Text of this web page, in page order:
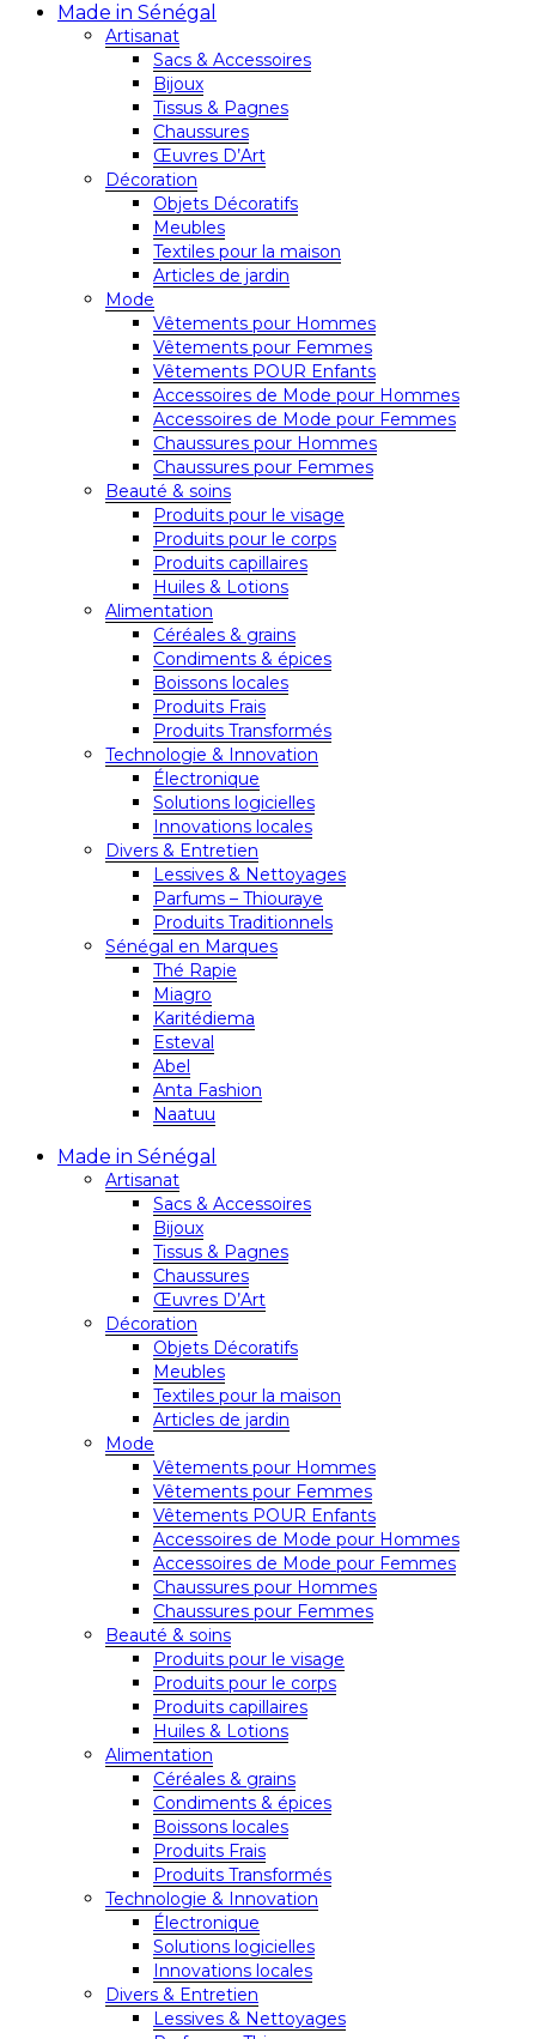
Made in Sénégal
Artisanat
Sacs & Accessoires
Bijoux
Tissus & Pagnes
Chaussures
Œuvres D’Art
Décoration
Objets Décoratifs
Meubles
Textiles pour la maison
Articles de jardin
Mode
Vêtements pour Hommes
Vêtements pour Femmes
Vêtements POUR Enfants
Accessoires de Mode pour Hommes
Accessoires de Mode pour Femmes
Chaussures pour Hommes
Chaussures pour Femmes
Beauté & soins
Produits pour le visage
Produits pour le corps
Produits capillaires
Huiles & Lotions
Alimentation
Céréales & grains
Condiments & épices
Boissons locales
Produits Frais
Produits Transformés
Technologie & Innovation
Électronique
Solutions logicielles
Innovations locales
Divers & Entretien
Lessives & Nettoyages
Parfums – Thiouraye
Produits Traditionnels
Sénégal en Marques
Thé Rapie
Miagro
Karitédiema
Esteval
Abel
Anta Fashion
Naatuu
Made in Sénégal
Artisanat
Sacs & Accessoires
Bijoux
Tissus & Pagnes
Chaussures
Œuvres D’Art
Décoration
Objets Décoratifs
Meubles
Textiles pour la maison
Articles de jardin
Mode
Vêtements pour Hommes
Vêtements pour Femmes
Vêtements POUR Enfants
Accessoires de Mode pour Hommes
Accessoires de Mode pour Femmes
Chaussures pour Hommes
Chaussures pour Femmes
Beauté & soins
Produits pour le visage
Produits pour le corps
Produits capillaires
Huiles & Lotions
Alimentation
Céréales & grains
Condiments & épices
Boissons locales
Produits Frais
Produits Transformés
Technologie & Innovation
Électronique
Solutions logicielles
Innovations locales
Divers & Entretien
Lessives & Nettoyages